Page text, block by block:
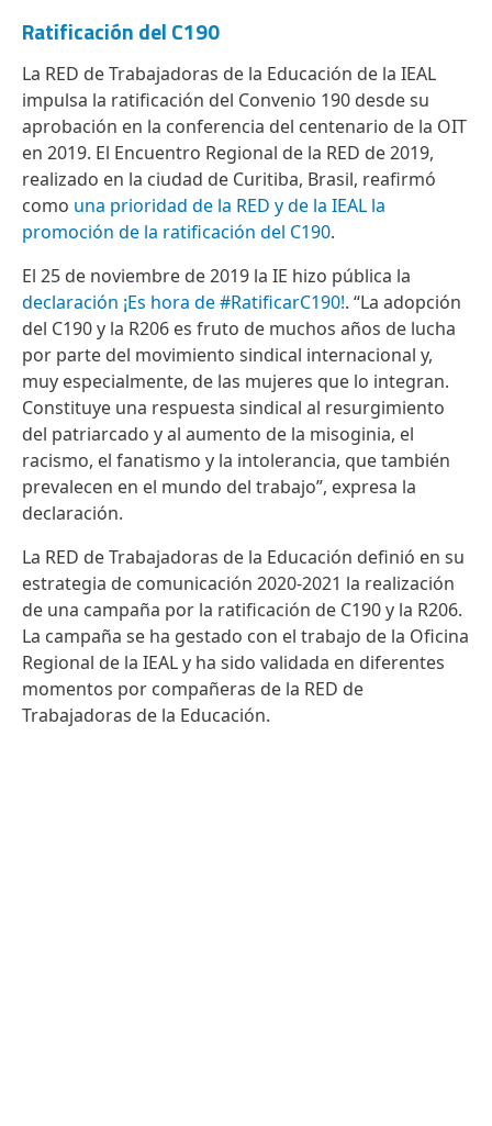
Ratificación del C190
La RED de Trabajadoras de la Educación de la IEAL
impulsa la ratificación del Convenio 190 desde su
aprobación en la conferencia del centenario de la OIT
en 2019. El Encuentro Regional de la RED de 2019,
realizado en la ciudad de Curitiba, Brasil, reafirmó
como una prioridad de la RED y de la IEAL la
promoción de la ratificación del C190.
El 25 de noviembre de 2019 la IE hizo pública la
declaración ¡Es hora de #RatificarC190!. “La adopción
del C190 y la R206 es fruto de muchos años de lucha
por parte del movimiento sindical internacional y,
muy especialmente, de las mujeres que lo integran.
Constituye una respuesta sindical al resurgimiento
del patriarcado y al aumento de la misoginia, el
racismo, el fanatismo y la intolerancia, que también
prevalecen en el mundo del trabajo”, expresa la
declaración.
La RED de Trabajadoras de la Educación definió en su
estrategia de comunicación 2020-2021 la realización
de una campaña por la ratificación de C190 y la R206.
La campaña se ha gestado con el trabajo de la Oficina
Regional de la IEAL y ha sido validada en diferentes
momentos por compañeras de la RED de
Trabajadoras de la Educación.